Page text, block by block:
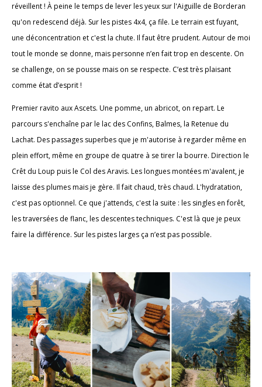
réveillent ! À peine le temps de lever les yeux sur l'Aiguille de Borderan
qu'on redescend déjà. Sur les pistes 4x4, ça file. Le terrain est fuyant,
une déconcentration et c'est la chute. Il faut être prudent. Autour de moi
tout le monde se donne, mais personne n’en fait trop en descente. On
se challenge, on se pousse mais on se respecte. C’est très plaisant
comme état d’esprit !
Premier ravito aux Ascets. Une pomme, un abricot, on repart. Le
parcours s'enchaîne par le lac des Confins, Balmes, la Retenue du
Lachat. Des passages superbes que je m'autorise à regarder même en
plein effort, même en groupe de quatre à se tirer la bourre. Direction le
Crêt du Loup puis le Col des Aravis. Les longues montées m'avalent, je
laisse des plumes mais je gère. Il fait chaud, très chaud. L'hydratation,
c'est pas optionnel. Ce que j'attends, c'est la suite : les singles en forêt,
les traversées de flanc, les descentes techniques. C'est là que je peux
faire la différence. Sur les pistes larges ça n’est pas possible.